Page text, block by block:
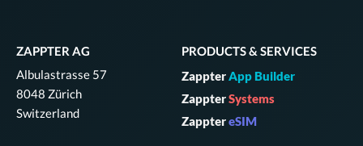
ZAPPTER AG
Albulastrasse 57
8048 Zürich
Switzerland
PRODUCTS & SERVICES
ZappterApp Builder
ZappterSystems
ZapptereSIM